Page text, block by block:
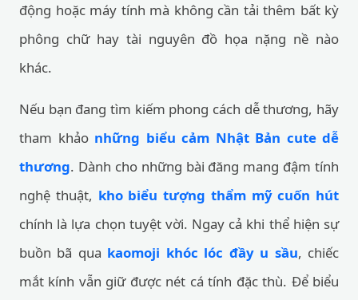
động hoặc máy tính mà không cần tải thêm bất kỳ
phông chữ hay tài nguyên đồ họa nặng nề nào
khác.
Nếu bạn đang tìm kiếm phong cách dễ thương, hãy
tham khảo những biểu cảm Nhật Bản cute dễ
thương. Dành cho những bài đăng mang đậm tính
nghệ thuật, kho biểu tượng thẩm mỹ cuốn hút
chính là lựa chọn tuyệt vời. Ngay cả khi thể hiện sự
buồn bã qua kaomoji khóc lóc đầy u sầu, chiếc
mắt kính vẫn giữ được nét cá tính đặc thù. Để biểu